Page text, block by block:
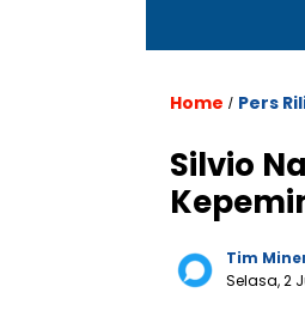
Home / Pers
Silvio
Tim
Selasa, 2